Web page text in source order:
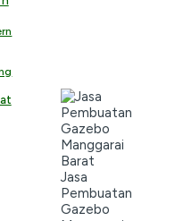
Jasa
Pembuatan
Gazebo